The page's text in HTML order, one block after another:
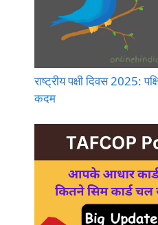
राष्ट्रीय पक्षी दिवस 2025:
कदम